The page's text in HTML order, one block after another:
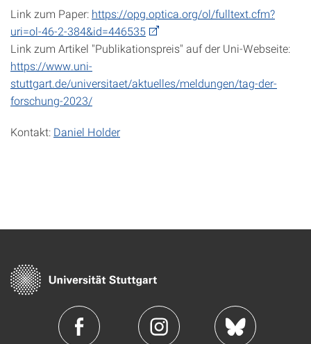
Link zum Paper: https://opg.optica.org/ol/fulltext.cfm?
uri=ol-46-2-384&id=446535
Link zum Artikel "Publikationspreis" auf der Uni-Webseite:
https://www.uni-
stuttgart.de/universitaet/aktuelles/meldungen/tag-der-
forschung-2023/
Kontakt: Daniel Holder